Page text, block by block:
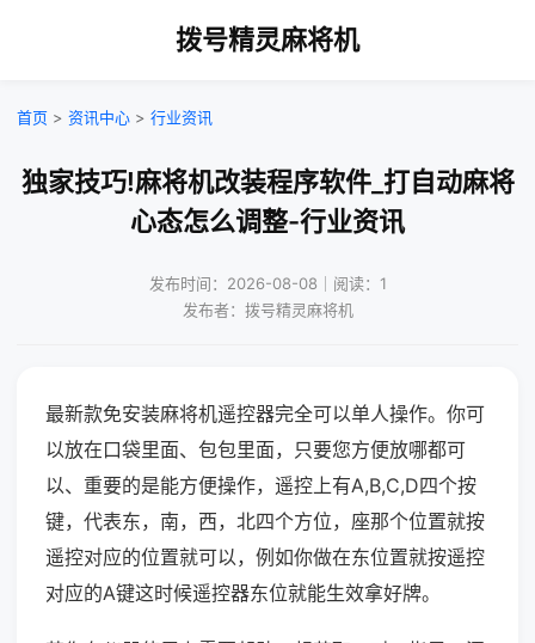
拨号精灵麻将机
首页 > 资讯中心 > 行业资讯
独家技巧!麻将机改装程序软件_打自动麻将
心态怎么调整-行业资讯
发布时间：2026-08-08｜阅读：1
发布者：拨号精灵麻将机
最新款免安装麻将机遥控器完全可以单人操作。你可
以放在口袋里面、包包里面，只要您方便放哪都可
以、重要的是能方便操作，遥控上有A,B,C,D四个按
键，代表东，南，西，北四个方位，座那个位置就按
遥控对应的位置就可以，例如你做在东位置就按遥控
对应的A键这时候遥控器东位就能生效拿好牌。